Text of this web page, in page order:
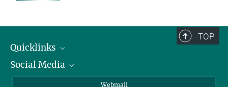
TOP
Quicklinks
IMPRS Graduiertenschule
Social Media
Webmail